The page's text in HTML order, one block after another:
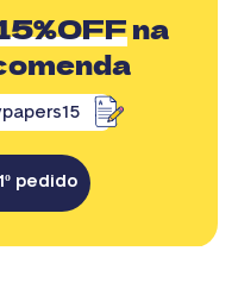
na
pedido